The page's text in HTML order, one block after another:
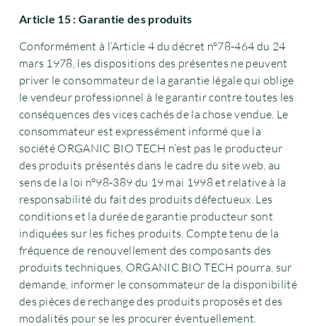
Article 15 : Garantie des produits
Conformément à l’Article 4 du décret n°78-464 du 24
mars 1978, les dispositions des présentes ne peuvent
priver le consommateur de la garantie légale qui oblige
le vendeur professionnel à le garantir contre toutes les
conséquences des vices cachés de la chose vendue. Le
consommateur est expressément informé que la
société ORGANIC BIO TECH n’est pas le producteur
des produits présentés dans le cadre du site web, au
sens de la loi n°98-389 du 19 mai 1998 et relative à la
responsabilité du fait des produits défectueux. Les
conditions et la durée de garantie producteur sont
indiquées sur les fiches produits. Compte tenu de la
fréquence de renouvellement des composants des
produits techniques, ORGANIC BIO TECH pourra, sur
demande, informer le consommateur de la disponibilité
des pièces de rechange des produits proposés et des
modalités pour se les procurer éventuellement.